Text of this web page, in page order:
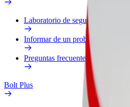
Laboratorio de seguridad
Informar de un problema
Preguntas frecuentes
Bolt Plus